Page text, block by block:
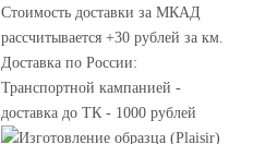
Стоимость доставки за МКАД
рассчитывается +30 рублей за км.
Доставка по России:
Транспортной кампанией -
доставка до ТК - 1000 рублей